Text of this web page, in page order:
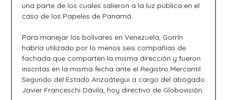
una parte de los cuales salieron a la luz pública en el
caso de los Papeles de Panamá.
Para manejar los bolívares en Venezuela, Gorrín
habría utilizado por lo menos seis compañías de
fachada que comparten la misma dirección y fueron
inscritas en la misma fecha ante el Registro Mercantil
Segundo del Estado Anzoátegui a cargo del abogado
Javier Franceschi Dávila, hoy directivo de Globovisión.